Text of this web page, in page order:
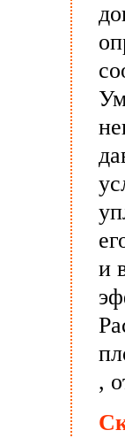
и
,